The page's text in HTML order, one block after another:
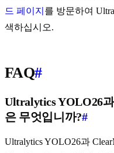
드 페이지 를 방문하여
색하십시오.
FAQ#
Ultralytics YOLO26
은 무엇입니까?#
Ultralytics YOLO26과